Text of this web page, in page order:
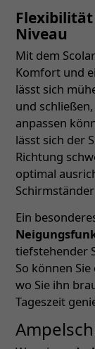
Niveau
Mit dem
Komfort und
lässt sich
und
anpassen
lässt sich der
Richtung
optimal
Ein
tiefstehender
So können
wo Sie ihn
Tageszeit